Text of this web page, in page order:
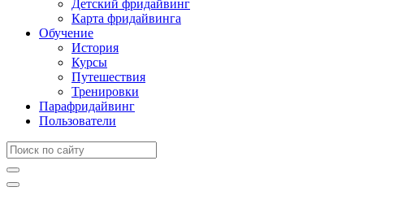
Детский фридайвинг
Карта фридайвинга
Обучение
История
Курсы
Путешествия
Тренировки
Парафридайвинг
Пользователи